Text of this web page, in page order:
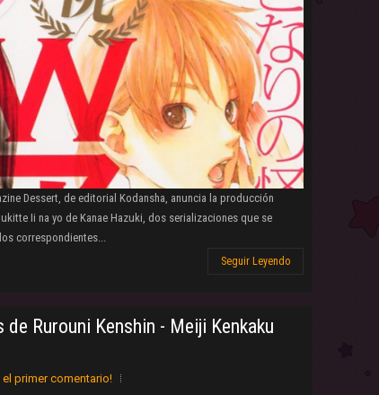
Dessert, de editorial Kodansha, anuncia la producción
Ii na yo de Kanae Hazuki, dos serializaciones que se
correspondientes...
Seguir Leyendo
Rurouni Kenshin - Meiji Kenkaku
el primer comentario!